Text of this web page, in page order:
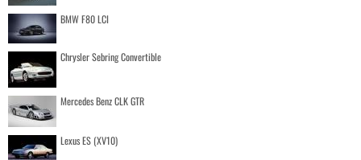
BMW F80 LCI
Chrysler Sebring Convertible
Mercedes Benz CLK GTR
Lexus ES (XV10)